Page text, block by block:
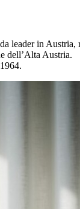
leader in Austria,
dell’Alta Austria.